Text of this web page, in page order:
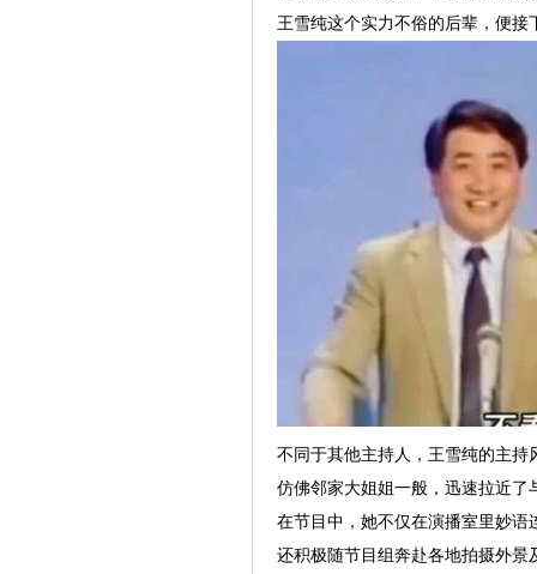
王雪纯这个实力不俗的后辈，便接
不同于其他主持人，王雪纯的主持
仿佛邻家大姐姐一般，迅速拉近了
在节目中，她不仅在演播室里妙语
还积极随节目组奔赴各地拍摄外景